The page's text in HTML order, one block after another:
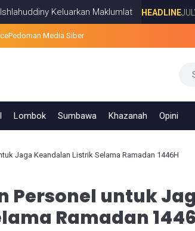
Keluarkan Maklumlat HEADLINE JULY 19, 2026
Pedoman Media Siber
Lombok Sumbawa Khazanah Opini
Jaga Keandalan Listrik Selama Ramadan 1446H
Personel untuk
Ramadan